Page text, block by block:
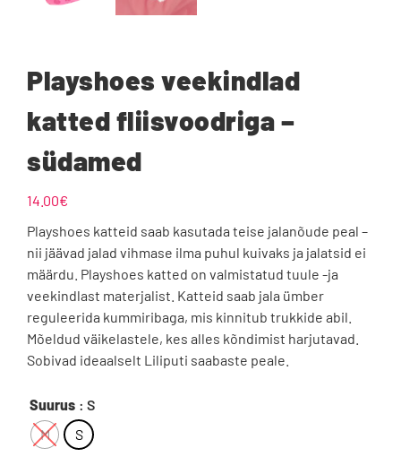
Playshoes veekindlad
katted fliisvoodriga –
südamed
14.00€
Playshoes katteid saab kasutada teise jalanõude peal –
nii jäävad jalad vihmase ilma puhul kuivaks ja jalatsid ei
määrdu. Playshoes katted on valmistatud tuule -ja
veekindlast materjalist. Katteid saab jala ümber
reguleerida kummiribaga, mis kinnitub trukkide abil.
Mõeldud väikelastele, kes alles kõndimist harjutavad.
Sobivad ideaalselt Liliputi saabaste peale.
Suurus : S
M S